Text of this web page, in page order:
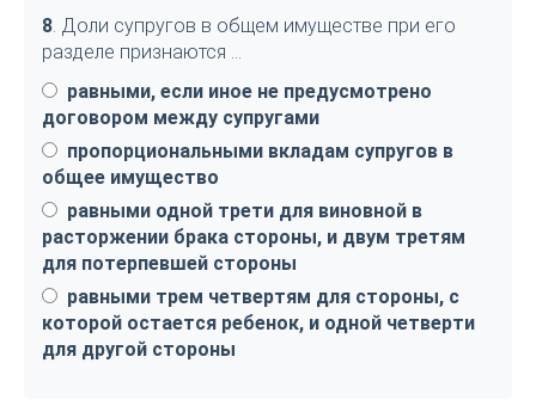
8. Доли супругов в общем имуществе при его
разделе признаются …
равными, если иное не предусмотрено
договором между супругами
пропорциональными вкладам супругов в
общее имущество
равными одной трети для виновной в
расторжении брака стороны, и двум третям
для потерпевшей стороны
равными трем четвертям для стороны, с
которой остается ребенок, и одной четверти
для другой стороны